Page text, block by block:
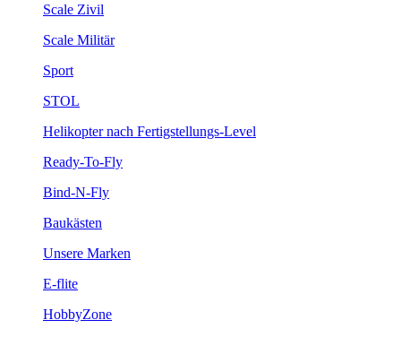
Scale Zivil
Scale Militär
Sport
STOL
Helikopter nach Fertigstellungs-Level
Ready-To-Fly
Bind-N-Fly
Baukästen
Unsere Marken
E-flite
HobbyZone